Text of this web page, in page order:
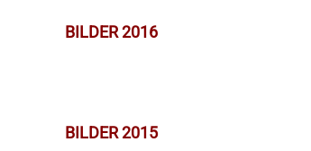
BILDER 2016
BILDER 2015